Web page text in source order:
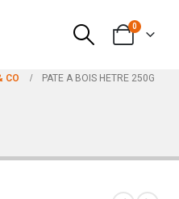
0
CO PATE A BOIS HETRE 250G